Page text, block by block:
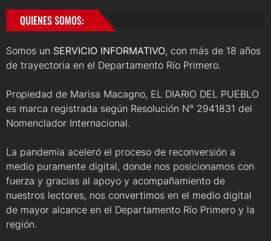
QUIENES SOMOS:
Somos un SERVICIO INFORMATIVO, con más de 18 años
de trayectoria en el Departamento Río Primero.
Propiedad de Marisa Macagno, EL DIARIO DEL PUEBLO
es marca registrada según Resolución N° 2941831 del
Nomenclador Internacional.
La pandemia aceleró el proceso de reconversión a
medio puramente digital, donde nos posicionamos con
fuerza y gracias al apoyo y acompañamiento de
nuestros lectores, nos convertimos en el medio digital
de mayor alcance en el Departamento Río Primero y la
región.